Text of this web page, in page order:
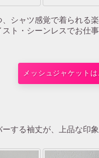
シャツ感覚で着られる
ト・シーンレスでお
メッシュジャケット
する袖丈が、上品な印